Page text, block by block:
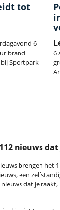
tot
6
brand
Sportpark
6
nieuws
brengen het
een
dat je raakt,